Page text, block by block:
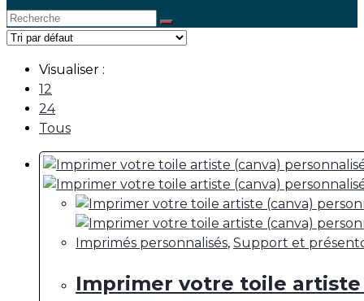
Visualiser :
12
24
Tous
Imprimés personnalisés, Support et
Imprimer votre toile artiste